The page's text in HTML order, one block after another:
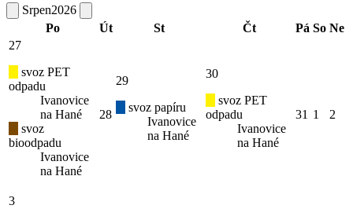
Srpen2026
Po
Út St Čt Pá So Ne
27
svoz PET
odpadu
Ivanovice
na Hané
svoz
bioodpadu
Ivanovice
na Hané
28
29
svoz papíru
Ivanovice
na Hané
30
svoz PET
odpadu
Ivanovice
na Hané
31 1 2
3